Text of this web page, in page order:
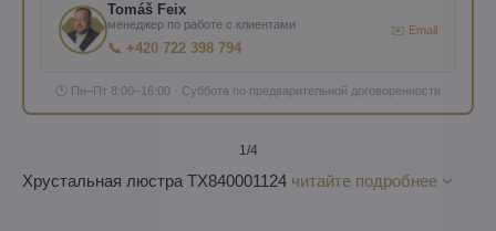
Tomáš Feix
менеджер по работе с клиентами
📞 +420 722 398 794
✉️ Email
🕐 Пн–Пт 8:00–16:00 · Суббота по предварительной договоренности
1/4
Хрустальная люстра TX840001124 читайте подробнее